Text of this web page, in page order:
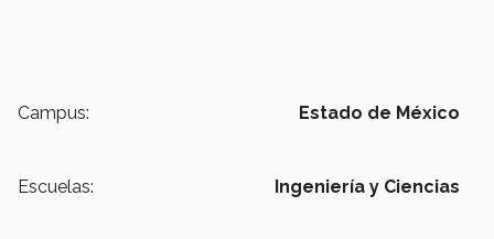
Campus: Estado de México
Escuelas: Ingeniería y Ciencias